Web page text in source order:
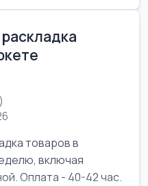
товаров в
включая
Оплата - 40-42 час.